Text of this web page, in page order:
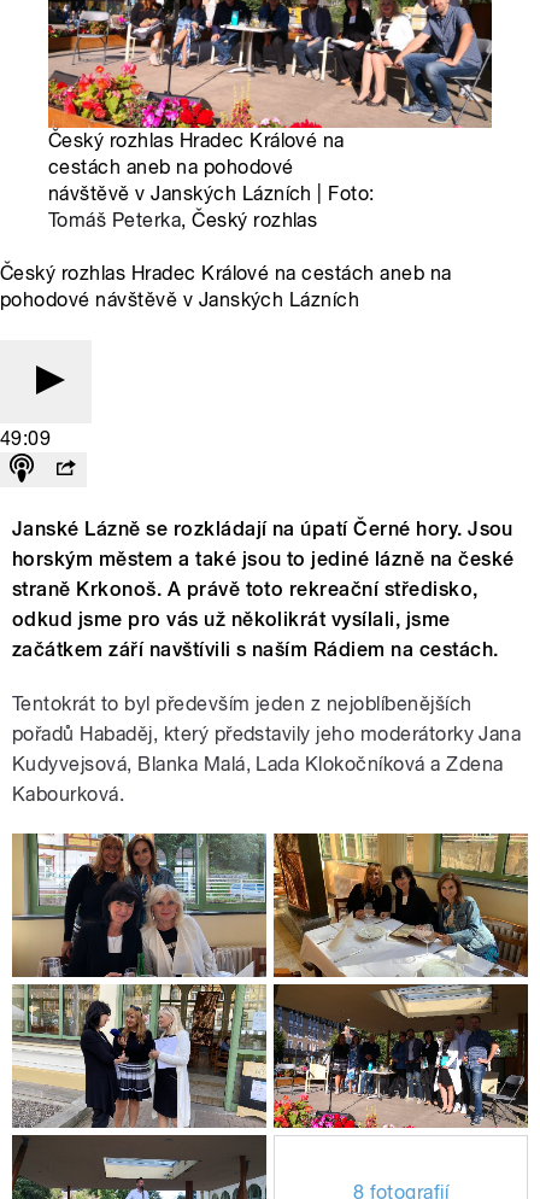
Český rozhlas Hradec Králové na
cestách aneb na pohodové
návštěvě v Janských Lázních | Foto:
Tomáš Peterka, Český rozhlas
Český rozhlas Hradec Králové na cestách aneb na
pohodové návštěvě v Janských Lázních
49:09
Janské Lázně se rozkládají na úpatí Černé hory. Jsou
horským městem a také jsou to jediné lázně na české
straně Krkonoš. A právě toto rekreační středisko,
odkud jsme pro vás už několikrát vysílali, jsme
začátkem září navštívili s naším Rádiem na cestách.
Tentokrát to byl především jeden z nejoblíbenějších
pořadů Habaděj, který představily jeho moderátorky Jana
Kudyvejsová, Blanka Malá, Lada Klokočníková a Zdena
Kabourková.
8 fotografií